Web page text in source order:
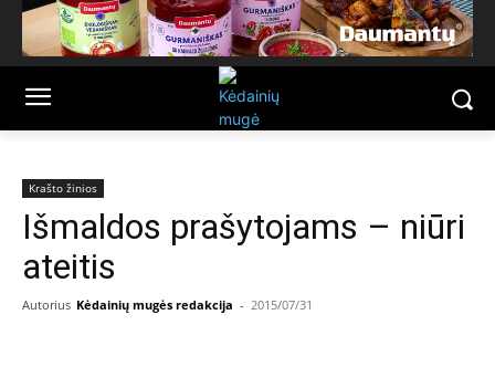
Krašto žinios
Išmaldos prašytojams – niūri
ateitis
Autorius Kėdainių mugės redakcija - 2015/07/31